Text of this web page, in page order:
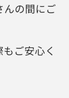
んの間にご
ご安心く